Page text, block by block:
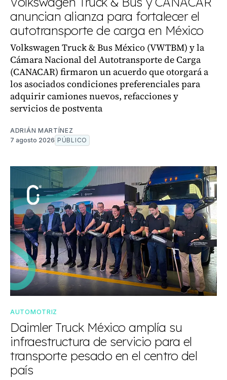
anuncian alianza para fortalecer el
autotransporte de carga en México
Volkswagen Truck & Bus México (VWTBM) y la
Cámara Nacional del Autotransporte de Carga
(CANACAR) firmaron un acuerdo que otorgará a
los asociados condiciones preferenciales para
adquirir camiones nuevos, refacciones y
servicios de postventa
ADRIÁN MARTÍNEZ
7 agosto 2026 PÚBLICO
AUTOMOTRIZ
Daimler Truck México amplía su
infraestructura de servicio para el
transporte pesado en el centro del
país